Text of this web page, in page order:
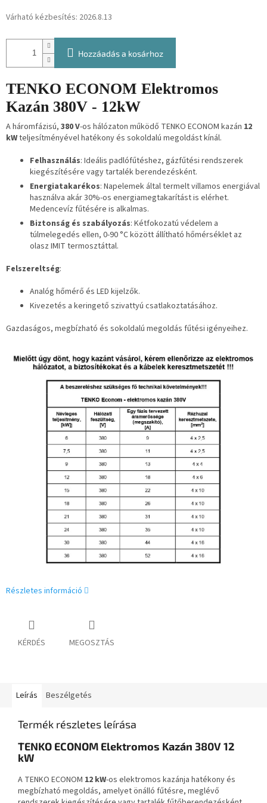
Várható kézbesítés: 2026.8.13
Hozzáadás a kosárhoz
TENKO ECONOM Elektromos
Kazán 380V - 12kW
A háromfázisú, 380 V-os hálózaton működő TENKO ECONOM kazán 12
kWteljesítményével hatékony és sokoldalú megoldást kínál.
Felhasználás: Ideális padlófűtéshez, gázfűtési rendszerek
kiegészítésére vagy tartalék berendezésként.
Energiatakarékos: Napelemek által termelt villamos energiával
használva akár 30%-os energiamegtakarítást is elérhet.
Medencevíz fűtésére is alkalmas.
Biztonság és szabályozás: Kétfokozatú védelem a
túlmelegedés ellen, 0-90 °C között állítható hőmérséklet az
olasz IMIT termosztáttal.
Felszereltség:
Analóg hőmérő és LED kijelzők.
Kivezetés a keringető szivattyú csatlakoztatásához.
Gazdaságos, megbízható és sokoldalú megoldás fűtési igényeihez.
Részletes információ
KÉRDÉS MEGOSZTÁS
Leírás Beszélgetés
Termék részletes leírása
TENKO ECONOM Elektromos Kazán 380V 12
kW
A TENKO ECONOM 12 kW-os elektromos kazánja hatékony és
megbízható megoldás, amelyet önálló fűtésre, meglévő